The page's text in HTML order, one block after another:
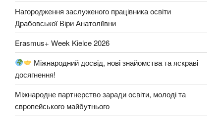
Нагородження заслуженого працівника освіти
Драбовської Віри Анатоліївни​
Erasmus+ Week Kielce 2026
Міжнародний досвід, нові знайомства та яскраві
досягнення!
Міжнародне партнерство заради освіти, молоді та
європейського майбутнього